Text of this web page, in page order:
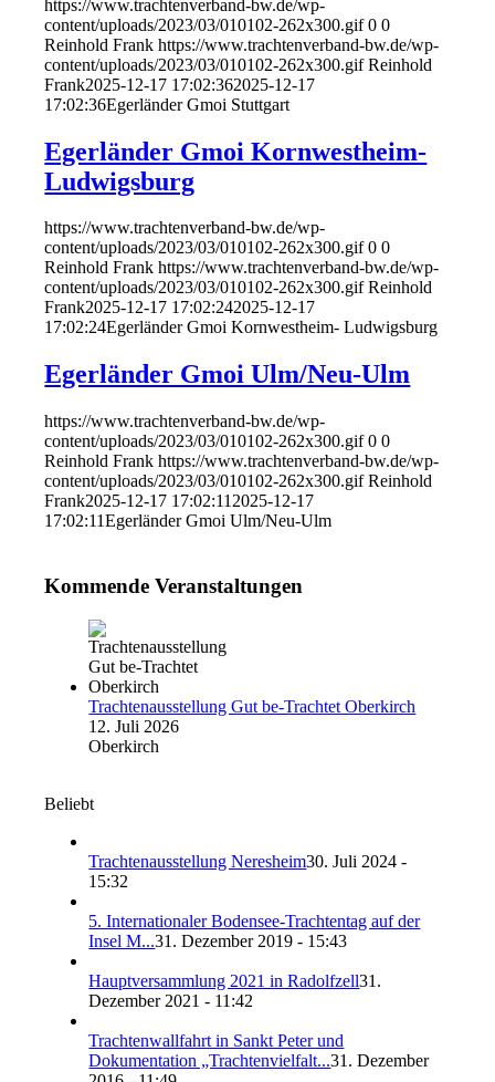
https://www.trachtenverband-bw.de/wp-
content/uploads/2023/03/010102-262x300.gif 0 0
Reinhold Frank https://www.trachtenverband-bw.de/wp-
content/uploads/2023/03/010102-262x300.gif Reinhold
Frank2025-12-17 17:02:362025-12-17
17:02:36Egerländer Gmoi Stuttgart
Egerländer Gmoi Kornwestheim-
Ludwigsburg
https://www.trachtenverband-bw.de/wp-
content/uploads/2023/03/010102-262x300.gif 0 0
Reinhold Frank https://www.trachtenverband-bw.de/wp-
content/uploads/2023/03/010102-262x300.gif Reinhold
Frank2025-12-17 17:02:242025-12-17
17:02:24Egerländer Gmoi Kornwestheim- Ludwigsburg
Egerländer Gmoi Ulm/Neu-Ulm
https://www.trachtenverband-bw.de/wp-
content/uploads/2023/03/010102-262x300.gif 0 0
Reinhold Frank https://www.trachtenverband-bw.de/wp-
content/uploads/2023/03/010102-262x300.gif Reinhold
Frank2025-12-17 17:02:11 2025-12-17
17:02:11Egerländer Gmoi Ulm/Neu-Ulm
Kommende Veranstaltungen
Trachtenausstellung Gut be-Trachtet Oberkirch
12. Juli 2026
Oberkirch
Beliebt
Trachtenausstellung Neresheim30. Juli 2024 -
15:32
5. Internationaler Bodensee-Trachtentag auf der
Insel M...31. Dezember 2019 - 15:43
Hauptversammlung 2021 in Radolfzell31.
Dezember 2021 - 11:42
Trachtenwallfahrt in Sankt Peter und
Dokumentation „Trachtenvielfalt...31. Dezember